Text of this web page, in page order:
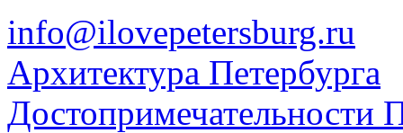
info@ilovepetersburg.ru
Архитектура Петербурга
Достопримечательности